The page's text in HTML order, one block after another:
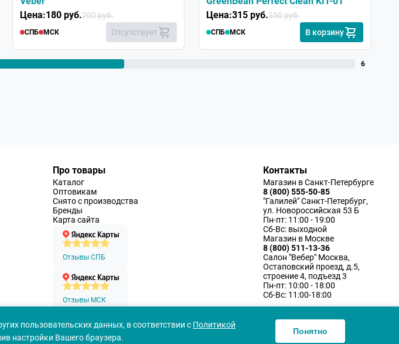
Цена:180 руб.200 руб.
СПБ МСК Отсутствует
Цена:315 руб.350 руб.
СПБ МСК В корзину
6
Про товары
Каталог
Оптовикам
Снято с производства
Бренды
Карта сайта
Отзывы СПБ
Отзывы МСК
Контакты
Магазин в Санкт-Петербурге
8 (800) 555-50-85
"Галилей" Санкт-Петербург,
ул. Новороссийская 53 Б
Пн-пт: 11:00 - 19:00
Сб-Вс: выходной
Магазин в Москве
8 (800) 511-13-36
Салон "Вебер" Москва,
Остаповский проезд, д.5,
строение 4, подъезд 3
Пн-пт: 10:00 - 18:00
Сб-Вс: 11:00-18:00
Согласие на обработку персональных данных Согласие использования
пользовательских данных, в соответствии с Политикой
настройки Вашего браузера.
Понятно